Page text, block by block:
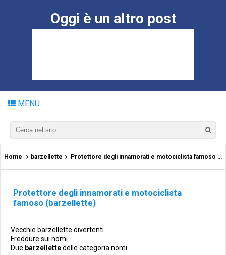
Oggi è un altro post
MENU
Home barzellette Protettore degli innamorati e motociclista famoso (barzellette)
Protettore degli innamorati e motociclista
famoso (barzellette)
Vecchie barzellette divertenti.
Freddure sui nomi.
Due barzellettedelle categoria nomi: